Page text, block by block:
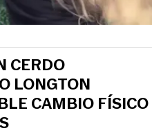
CERDO
LONGTON
CAMBIO FÍSICO